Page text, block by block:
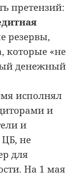
претензий:
резервы,
которые «не
денежный
исполнял
и
и
ЦБ, не
для
На 1 мая